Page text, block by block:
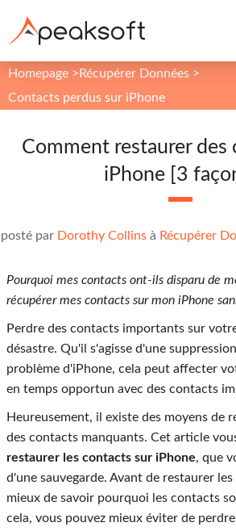
Homepage > Récupérer Données >
Contacts perdus sur iPhone
Comment restaurer des
iPhone [3
posté par Dorothy Collinsà Récupérer
Pourquoi mes contacts ont-ils disparu de
récupérer mes contacts sur mon iPhone
Perdre des contacts importants sur
désastre. Qu'il s'agisse d'une
problème d'iPhone, cela peut affecter
en temps opportun avec des contacts
Heureusement, il existe des moyens de
des contacts manquants. Cet article
restaurer les contacts sur iPhone, que
d'une sauvegarde. Avant de restaurer
mieux de savoir pourquoi les contacts
cela, vous pouvez mieux éviter de